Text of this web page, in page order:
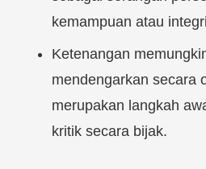
kemampuan atau
Ketenangan
mendengarkan secara
merupakan langkah
kritik secara bijak.